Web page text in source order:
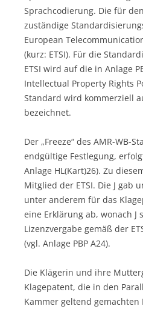
Sprachcodierung. Die für
zuständige
European
(kurz: ETSI). Für die
ETSI wird auf die in Anlage
Intellectual Property Rights
Standard wird kommerziell
bezeichnet.
Der „Freeze“ des AMR-WB-
endgültige Festlegung,
Anlage HL(Kart)26). Zu
Mitglied der ETSI. Die J gab
unter anderem für das
eine Erklärung ab, wonach
Lizenzvergabe gemäß der
(vgl. Anlage PBP A24).
Die Klägerin und ihre
Klagepatent, die in den
Kammer geltend gemachten